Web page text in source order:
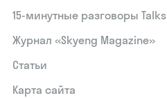
15‑минутные разговоры Talks
Журнал «Skyeng Magazine»
Статьи
Карта сайта